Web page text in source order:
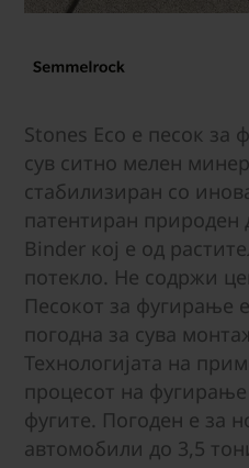
Stones Eco е песок за
сув ситно мелен
стабилизиран со
патентиран природен
Binder кој е од
потекло. Не содржи
Песокот за фугирање
погодна за сува
Технологијата на
процесот на
фугите. Погоден е за
автомобили до 3,5